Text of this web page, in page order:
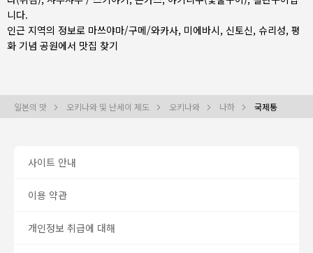
니다.
인근 지역의 정보로 마쓰야마/구메/와카사, 미에바시, 신토신, 슈리성, 평
화 기념 공원에서 맛집 찾기
일본의 맛 오키나와 및 난세이 제도 오키나와 나하 국제통
사이트 안내
이용 약관
개인정보 취급에 대해